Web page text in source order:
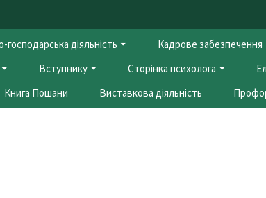
господарська діяльність Кадрове забезпечення
Вступнику Сторінка психолога
Книга Пошани Виставкова діяльність